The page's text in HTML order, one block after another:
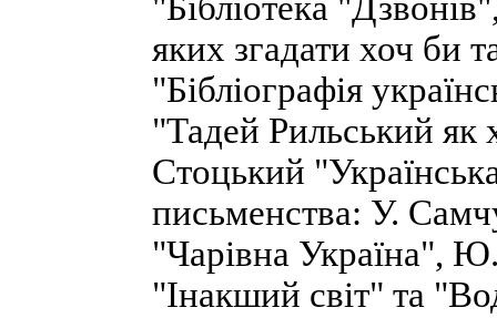
яких згадати хоч би
"Бібліографія
"Тадей Рильський як
Стоцький
письменства: У.
"Чарівна Україна",
"Інакший світ" та